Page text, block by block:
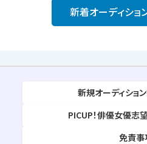
新着オーディショ
新規オーディショ
PICUP！俳優女優志
免責事